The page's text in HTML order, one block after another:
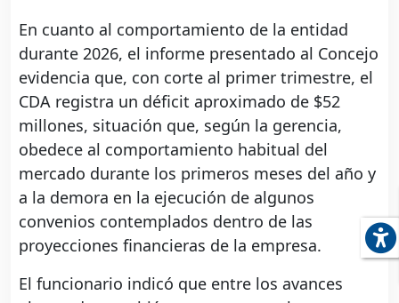
En cuanto al comportamiento de la entidad
durante 2026, el informe presentado al Concejo
evidencia que, con corte al primer trimestre, el
CDA registra un déficit aproximado de $52
millones, situación que, según la gerencia,
obedece al comportamiento habitual del
mercado durante los primeros meses del año y
a la demora en la ejecución de algunos
convenios contemplados dentro de las
proyecciones financieras de la empresa.
El funcionario indicó que entre los avances